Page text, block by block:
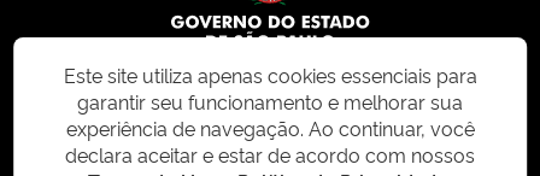
© 2026 CMS.SP.GOV.BR. Todos os direitos reservados.
Este site e todo o seu conteúdo, incluindo textos, imagens e design, são
Este site utiliza apenas cookies essenciais para
garantir seu funcionamento e melhorar sua
experiência de navegação. Ao continuar, você
declara aceitar e estar de acordo com nossos